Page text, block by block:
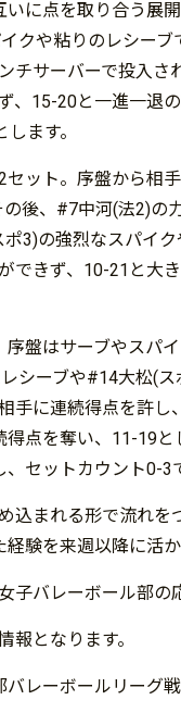
いに点を取り合う展
クや粘りのレシー
チサーバーで投入
、15-20と一進一退
ます。
セット。序盤から相
の後、#7中河(法2)の
3)の強烈なスパイ
できず、10-21と大
序盤はサーブやスパ
シーブや#14大松(
手に連続得点を許
得点を奪い、11-19
セットカウント0-3
込まれる形で流れ
験を来週以降に活
子バレーボール部の
報となります。
バレーボールリーグ戦